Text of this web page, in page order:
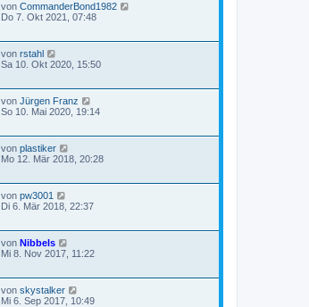
von CommanderBond1982
Do 7. Okt 2021, 07:48
von rstahl
Sa 10. Okt 2020, 15:50
von Jürgen Franz
So 10. Mai 2020, 19:14
von plastiker
Mo 12. Mär 2018, 20:28
von pw3001
Di 6. Mär 2018, 22:37
von Nibbels
Mi 8. Nov 2017, 11:22
von skystalker
Mi 6. Sep 2017, 10:49